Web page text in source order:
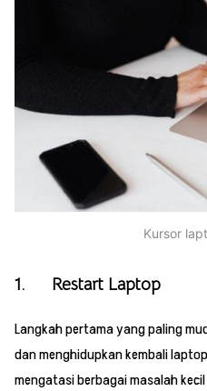
Kursor
1. Restart Laptop
Langkah pertama yang paling
dan menghidupkan kembali
mengatasi berbagai masalah